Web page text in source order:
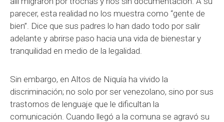
parecer, esta realidad no los muestra como “gente de
bien”. Dice que sus padres lo han dado todo por salir
adelante y abrirse paso hacia una vida de bienestar y
tranquilidad en medio de la legalidad.
Sin embargo, en Altos de Niquía ha vivido la
discriminación; no solo por ser venezolano, sino por sus
trastornos de lenguaje que le dificultan la
comunicación. Cuando llegó a la comuna se agravó su